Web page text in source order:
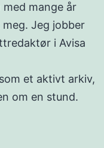
mange år
Jeg jobber
i Avisa
et aktivt arkiv,
om en stund.